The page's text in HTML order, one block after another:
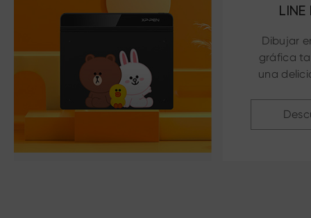
LINE
Dibujar
gráfica
una